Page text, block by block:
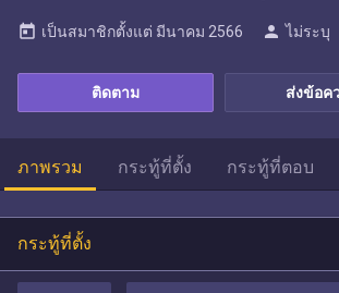
ส่งข้อค
ติดตาม
today เป็นสมาชิกตั้งแต่ มีนาคม 2566 person ไม่ระบุ
ภาพรวม กระทู้ที่ตั้ง กระทู้ที่ตอบ
กระทู้ที่ตั้ง